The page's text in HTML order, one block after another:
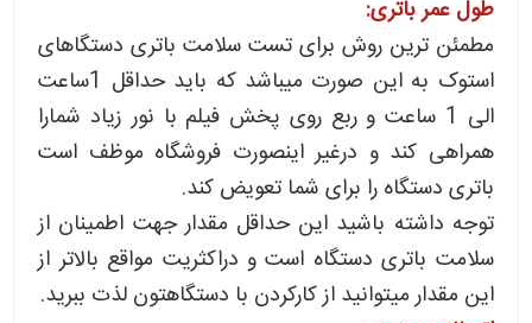
طول عمر باتری:
مطمئن ترین روش برای تست سلامت باتری دستگاهای
استوک به این صورت میباشد که باید حداقل 1ساعت
الی 1 ساعت و ربع روی پخش فیلم با نور زیاد شمارا
همراهی کند و درغیر اینصورت فروشگاه موظف است
باتری دستگاه را برای شما تعویض کند.
توجه داشته باشید این حداقل مقدار جهت اطمینان از
سلامت باتری دستگاه است و دراکثریت مواقع بالاتر از
این مقدار میتوانید از کارکردن با دستگاهتون لذت ببرید.